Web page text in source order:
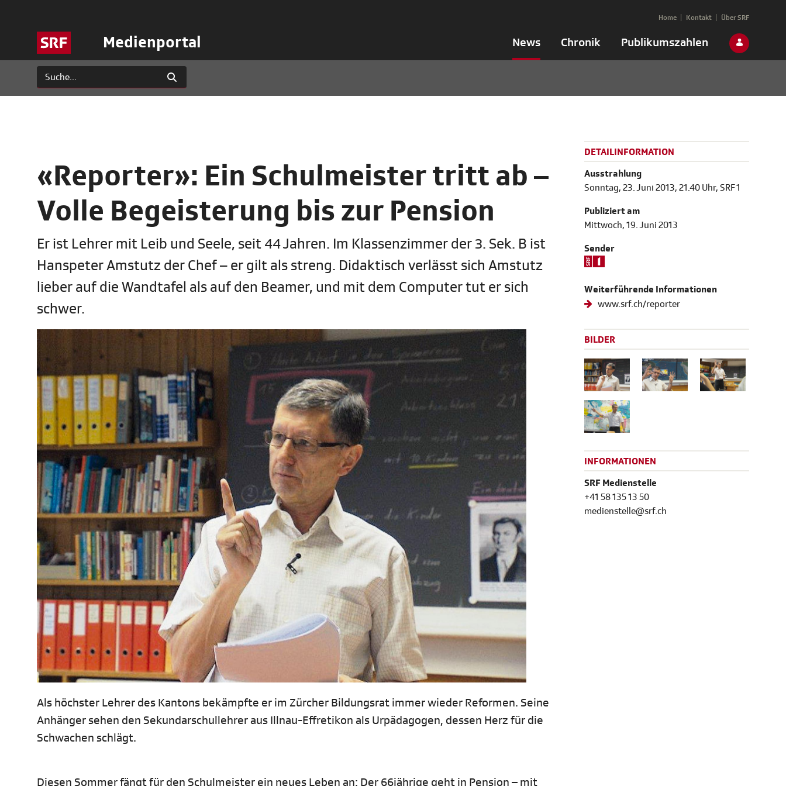
Medienportal News Chronik Publikumszahlen
Home Kontakt Über SRF
«Reporter»: Ein Schulmeister tritt ab –
Volle Begeisterung bis zur Pension
Er ist Lehrer mit Leib und Seele, seit 44 Jahren. Im Klassenzimmer der 3. Sek. B ist
Hanspeter Amstutz der Chef – er gilt als streng. Didaktisch verlässt sich Amstutz
lieber auf die Wandtafel als auf den Beamer, und mit dem Computer tut er sich
schwer.
Als höchster Lehrer des Kantons bekämpfte er im Zürcher Bildungsrat immer wieder Reformen. Seine
Anhänger sehen den Sekundarschullehrer aus Illnau-Effretikon als Urpädagogen, dessen Herz für die
Schwachen schlägt.
Diesen Sommer fängt für den Schulmeister ein neues Leben an: Der 66jährige geht in Pension – mit
DETAILINFORMATION
Ausstrahlung
Sonntag, 23. Juni 2013, 21.40 Uhr, SRF 1
Publiziert am
Mittwoch, 19. Juni 2013
Sender
Weiterführende Informationen
www.srf.ch/reporter
BILDER
INFORMATIONEN
SRF Medienstelle
+41 58 135 13 50
medienstelle@srf.ch